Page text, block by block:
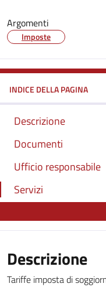
Argomenti
Imposte
INDICE DELLA PAGINA
Descrizione
Documenti
Ufficio responsabile
Servizi
Descrizione
Tariffe imposta di